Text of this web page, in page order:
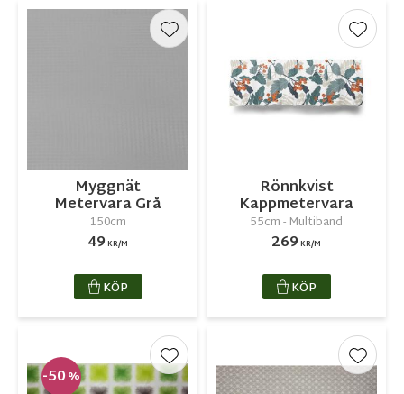
Myggnät
Metervara Grå
150cm
49 KR/M
Lägg till i favoriter
KÖP
Rönnkvist
Kappmetervara
55cm - Multiband
269 KR/M
Lägg
KÖP
50% Lägg till i favoriter Lägg